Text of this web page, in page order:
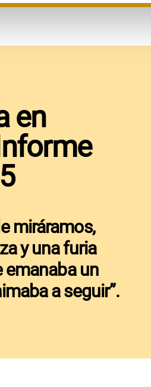
en
miráramos,
y una furia
emanaba un
a seguir”.